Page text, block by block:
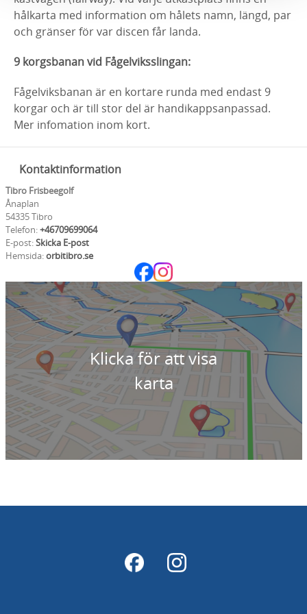
hålkarta med information om hålets namn, längd, par
och gränser för var discen får landa.
9 korgsbanan vid Fågelviksslingan:
Fågelviksbanan är en kortare runda med endast 9
korgar och är till stor del är handikappsanpassad.
Mer infomation inom kort.
Kontaktinformation
Tibro Frisbeegolf
Ånaplan
54335 Tibro
Telefon:+46709699064
E-post:Skicka E-post
Hemsida:orbitibro.se
Klicka för att visa
karta